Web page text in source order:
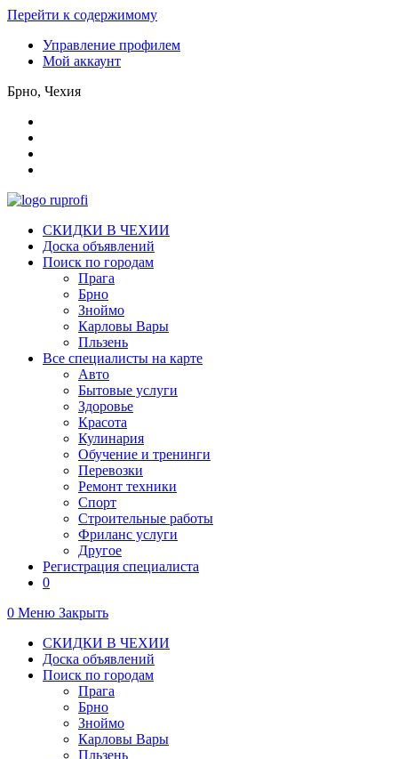
Перейти к содержимому
Управление профилем
Мой аккаунт
Брно, Чехия
СКИДКИ В ЧЕХИИ
Доска объявлений
Поиск по городам
Прага
Брно
Зноймо
Карловы Вары
Пльзень
Все специалисты на карте
Авто
Бытовые услуги
Здоровье
Красота
Кулинария
Обучение и тренинги
Перевозки
Ремонт техники
Спорт
Строительные работы
Фриланс услуги
Другое
Регистрация специалиста
0
0 Меню Закрыть
СКИДКИ В ЧЕХИИ
Доска объявлений
Поиск по городам
Прага
Брно
Зноймо
Карловы Вары
Пльзень